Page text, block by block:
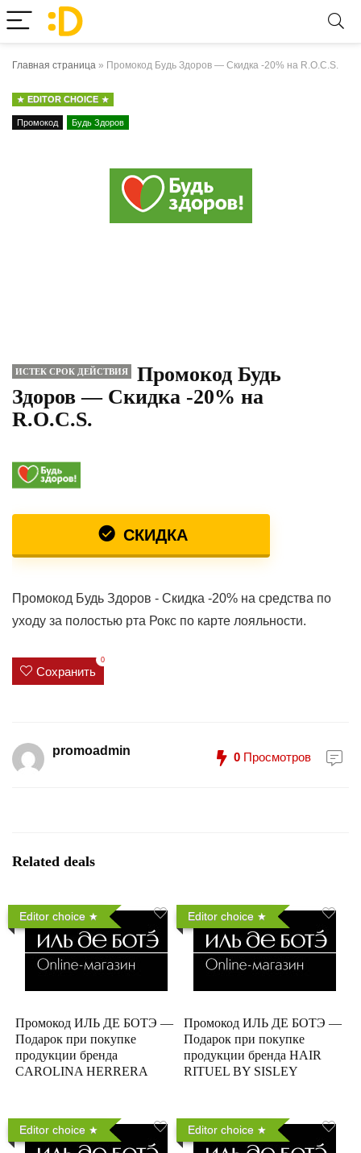
Главная страница » Промокод Будь Здоров — Скидка -20% на R.O.C.S.
EDITOR CHOICE
Промокод Будь Здоров
ИСТЕК СРОК ДЕЙСТВИЯ
Промокод Будь
Здоров — Скидка -20% на
R.O.C.S.
СКИДКА
Промокод Будь Здоров - Скидка -20% на средства по
уходу за полостью рта Рокс по карте лояльности.
Сохранить
0
promoadmin 0 Просмотров
Related deals
Editor choice
Промокод ИЛЬ ДЕ БОТЭ —
Подарок при покупке
продукции бренда
CAROLINA HERRERA
Editor choice
Промокод ИЛЬ ДЕ БОТЭ —
Подарок при покупке
продукции бренда HAIR
RITUEL BY SISLEY
Editor choice Editor choice